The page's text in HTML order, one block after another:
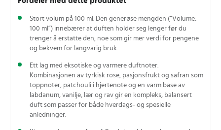
Stort volum på 100 ml. Den generøse mengden (“Volume:
100 ml”) innebærer at duften holder seg lenger før du
trenger å erstatte den, noe som gir mer verdi for pengene
og bekvem for langvarig bruk.
Ett lag med eksotiske og varmere duftnoter.
Kombinasjonen av tyrkisk rose, pasjonsfrukt og safran som
toppnoter, patchouli i hjertenote og en varm base av
labdanum, vanilje, lær og rav gir en kompleks, balansert
duft som passer for både hverdags- og spesielle
anledninger.